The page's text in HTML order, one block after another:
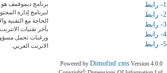
1- رابط
2- رابط
3- رابط
4- رابط
5- رابط
برنامج ديموفمف هو
لبرنامج إدارة
الحاجة مع التقنية
بآخر تقنيات
ورغبات تحمل
الانرنت العربي.
Powered by Dimofinf cms Version 4.0.0
©